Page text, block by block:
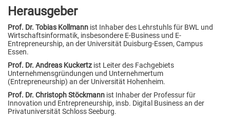
Herausgeber
Prof. Dr. Tobias Kollmann ist Inhaber des Lehrstuhls für BWL und
Wirtschaftsinformatik, insbesondere E-Business und E-
Entrepreneurship, an der Universität Duisburg-Essen, Campus
Essen.
Prof. Dr. Andreas Kuckertz ist Leiter des Fachgebiets
Unternehmensgründungen und Unternehmertum
(Entrepreneurship) an der Universität Hohenheim.
Prof. Dr. Christoph Stöckmann ist Inhaber der Professur für
Innovation und Entrepreneurship, insb. Digital Business an der
Privatuniversität Schloss Seeburg.